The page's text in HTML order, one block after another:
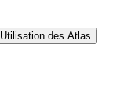
Utilisation des Atlas